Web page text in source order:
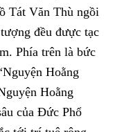
Tát Văn Thù ngồi
đều đưực tạc
Phía trên là bức
Hoằng
Hoằng
của Đức Phổ